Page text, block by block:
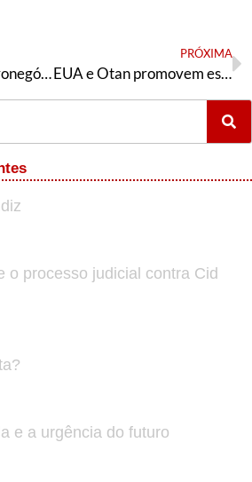
A ‘Economia do Agronegócio’ em tempos de crise
PRÓXIMA
EUA e Otan promovem escalada de tensões com ameaça de atacar a Rússia
o processo judicial contra Cid
e a urgência do futuro